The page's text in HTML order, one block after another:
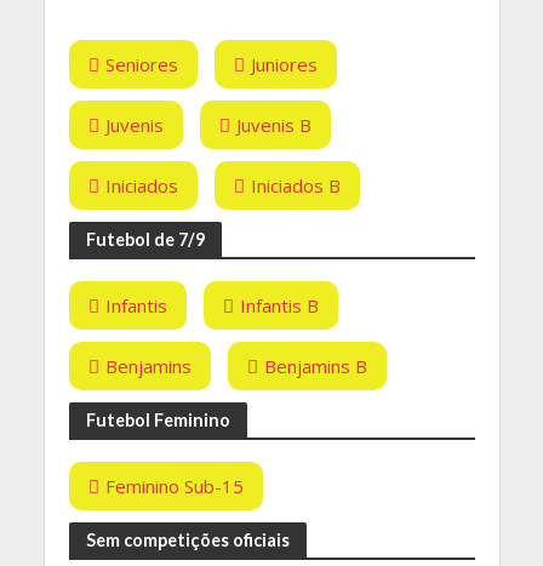
Seniores Juniores
Juvenis Juvenis B
Iniciados Iniciados B
Futebol de 7/9
Infantis Infantis B
Benjamins Benjamins B
Futebol Feminino
Feminino Sub-15
Sem competições oficiais